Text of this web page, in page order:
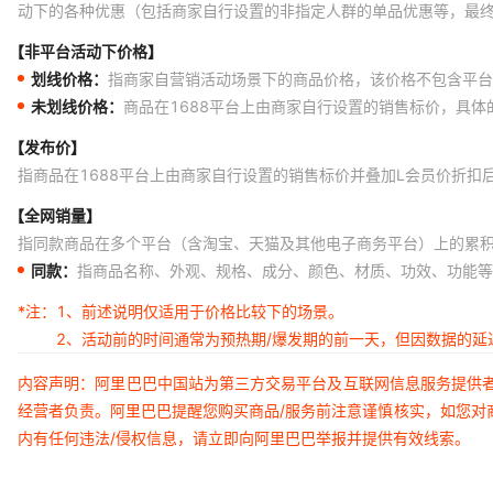
动下的各种优惠（包括商家自行设置的非指定人群的单品优惠等，最
【非平台活动下价格】
划线价格： 指商家自营销活动场景下的商品价格，该价格不包含平
未划线价格： 商品在1688平台上由商家自行设置的销售标价，具体
【发布价】
指商品在1688平台上由商家自行设置的销售标价并叠加L会员价折扣
【全网销量】
指同款商品在多个平台（含淘宝、天猫及其他电子商务平台）上的累
同款： 指商品名称、外观、规格、成分、颜色、材质、功效、功能
*注：
1、前述说明仅适用于价格比较下的场景。
2、活动前的时间通常为预热期/爆发期的前一天，但因数据的
内容声明：阿里巴巴中国站为第三方交易平台及互联网信息服务提
经营者负责。阿里巴巴提醒您购买商品/服务前注意谨慎核实，如您
内有任何违法/侵权信息，请立即向阿里巴巴举报并提供有效线索。